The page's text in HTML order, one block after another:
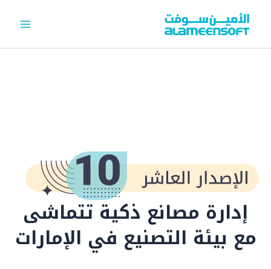
المحتوى
إدارة مصانع ذكية تتماشى
مع بيئة التصنيع في الإمارات